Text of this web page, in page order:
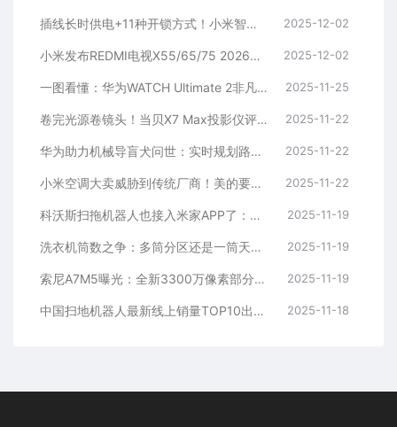
插线长时供电+11种开锁方式！小米智能门锁M40开售：3299元 2025-12-02
小米发布REDMI电视X55/65/75 2026：Mini LED只要2499元起 2025-12-02
一图看懂：华为WATCH Ultimate 2非凡探索发布 6499元起 2025-11-25
卷完光源卷镜头！当贝X7 Max投影仪评测：纯三色激光已普及 镜头移轴新赛道出现！ 2025-11-22
华为助力机械导盲犬问世：实时规划路径、语音交互 2025-11-22
小米空调大卖威胁到传统厂商！美的要求售后停止小米和格力业务：官方回应 2025-11-22
科沃斯扫拖机器人也接入米家APP了：小爱同学一句话控制 2025-11-19
洗衣机筒数之争：多筒分区还是一筒天下 到底哪个好 2025-11-19
索尼A7M5曝光：全新3300万像素部分堆叠式传感器 2025-11-19
中国扫地机器人最新线上销量TOP10出炉：科沃斯、石头、小米米家前三 2025-11-18